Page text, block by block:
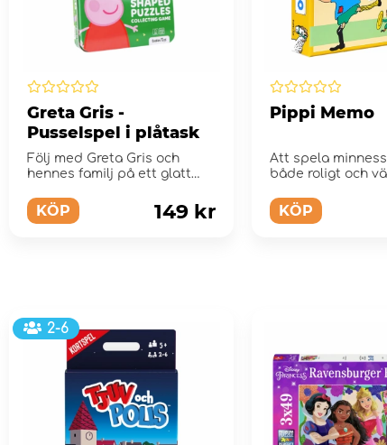
Greta Gris -
Pusselspel i plåtask
Följ med Greta Gris och
hennes familj på ett glatt
KÖP 149 kr
Pippi Memo
Att spela
både roligt och
KÖP
2-6